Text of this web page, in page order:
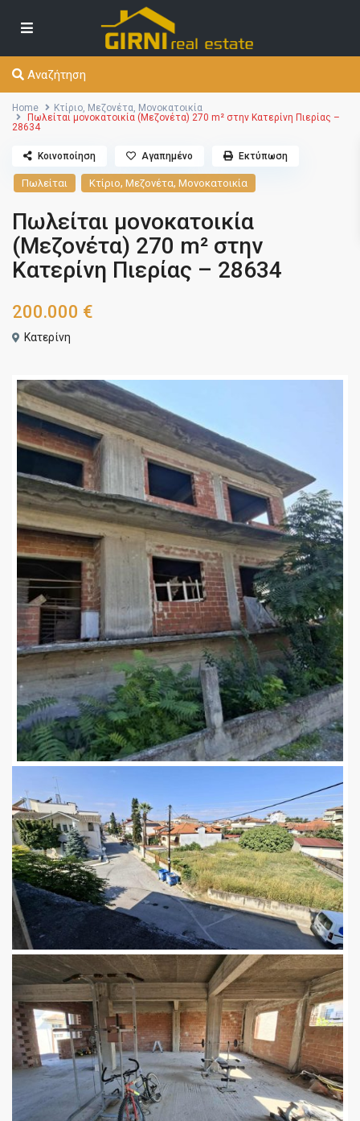
Αναζήτηση
Home Κτίριο, Μεζονέτα, Μονοκατοικία
Πωλείται μονοκατοικία (Μεζονέτα) 270 m² στην Κατερίνη Πιερίας –
28634
Πωλείται Κτίριο,Μεζονέτα,Μονοκατοικία
Πωλείται μονοκατοικία
(Μεζονέτα) 270 m² στην
Κατερίνη Πιερίας – 28634
200.000 €
Κατερίνη
Κοινοποίηση Αγαπημένο Εκτύπωση